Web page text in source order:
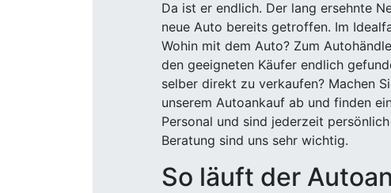
Da ist er endlich. Der lang ersehnte
neue Auto bereits getroffen. Im
Wohin mit dem Auto? Zum
den geeigneten Käufer endlich
selber direkt zu verkaufen? Machen
unserem Autoankauf ab und finden
Personal und sind jederzeit
Beratung sind uns sehr wichtig.
So läuft der